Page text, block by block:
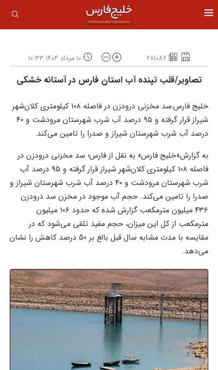
281087 ۱۰ مرداد ۱۴۰۴ ۱۰:۳۳
تصاویر/قلب تپنده آب استان فارس در آستانه خشکی
خلیج فارس:سد مخزنی درودزن در فاصله ۱۰۸ کیلومتری کلان‌شهر
شیراز قرار گرفته و ۹۵ درصد آب شرب شهرستان مرودشت و ۴۰
درصد آب شرب شهرستان شیراز و صدرا را تامین می‌کند.
به گزارش«خلیج فارس» به نقل از فارس؛ سد مخزنی درودزن در
فاصله ۱۰۸ کیلومتری کلان‌شهر شیراز قرار گرفته و ۹۵ درصد آب
شرب شهرستان مرودشت و ۴۰ درصد آب شرب شهرستان شیراز و
صدرا را تامین می‌کند. حجم آب موجود در مخزن سد درودزن
۴۳۶ میلیون مترمکعب گزارش شده که حدود ۱۰۶ میلیون
مترمکعب از کل این میزان، حجم مفید تلقی می‌شود که در
مقایسه با مدت مشابه سال قبل بالغ بر ۵۰ درصد کاهش را نشان
می‌دهد.